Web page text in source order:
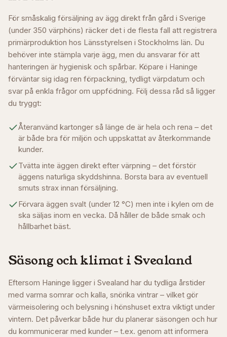
För småskalig försäljning av ägg direkt från gård i Sverige
(under 350 värphöns) räcker det i de flesta fall att registrera
primärproduktion hos Länsstyrelsen i Stockholms län. Du
behöver inte stämpla varje ägg, men du ansvarar för att
hanteringen är hygienisk och spårbar. Köpare i Haninge
förväntar sig idag ren förpackning, tydligt värpdatum och
svar på enkla frågor om uppfödning. Följ dessa råd så ligger
du tryggt:
Återanvänd kartonger så länge de är hela och rena – det
är både bra för miljön och uppskattat av återkommande
kunder.
Tvätta inte äggen direkt efter värpning – det förstör
äggens naturliga skyddshinna. Borsta bara av eventuell
smuts strax innan försäljning.
Förvara äggen svalt (under 12 °C) men inte i kylen om de
ska säljas inom en vecka. Då håller de både smak och
hållbarhet bäst.
Säsong och klimat i Svealand
Eftersom Haninge ligger i Svealand har du tydliga årstider
med varma somrar och kalla, snörika vintrar – vilket gör
värmeisolering och belysning i hönshuset extra viktigt under
vintern. Det påverkar både hur du planerar säsongen och hur
du kommunicerar med kunder – t.ex. genom att informera